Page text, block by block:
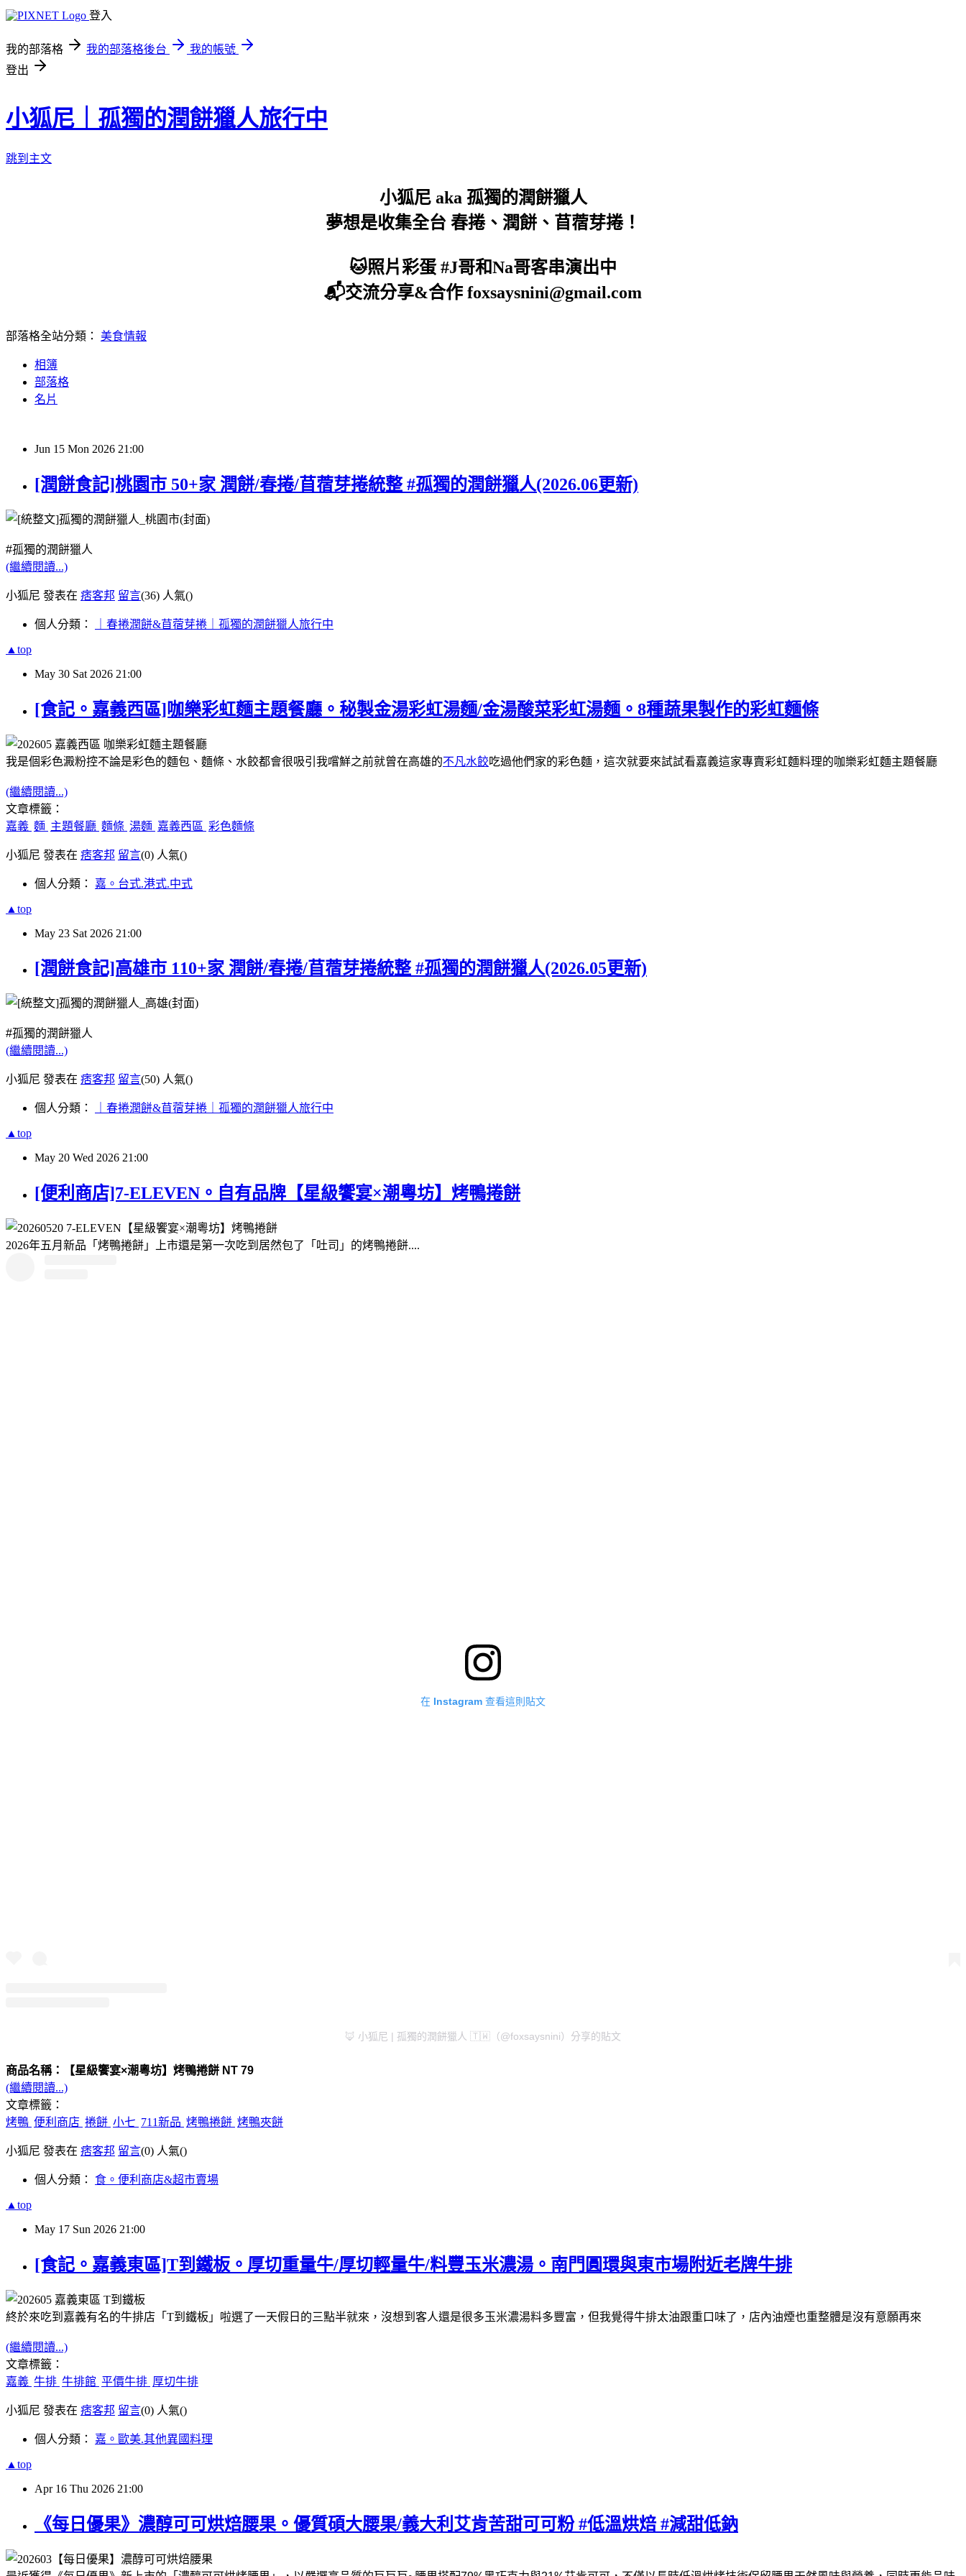
登入
我的部落格 我的部落格後台
我的帳號
登出
小狐尼｜孤獨的潤餅獵人旅行中
跳到主文
小狐尼 aka 孤獨的潤餅獵人
夢想是收集全台 春捲、潤餅、苜蓿芽捲！
🐱照片彩蛋 #J哥和Na哥客串演出中
📬交流分享&合作 foxsaysnini@gmail.com
部落格全站分類： 美食情報
相簿
部落格
名片
Jun 15 Mon 2026 21:00
[潤餅食記]桃園市 50+家 潤餅/春捲/苜蓿芽捲統整 #孤獨的潤餅獵人(2026.06更新)
#孤獨的潤餅獵人
(繼續閱讀...)
小狐尼 發表在 痞客邦 留言(36) 人氣()
個人分類： ｜春捲潤餅&苜蓿芽捲｜孤獨的潤餅獵人旅行中
▲top
May 30 Sat 2026 21:00
[食記。嘉義西區]咖樂彩虹麵主題餐廳。秘製金湯彩虹湯麵/金湯酸菜彩虹湯麵。8種蔬果製作的彩虹麵條
我是個彩色澱粉控不論是彩色的麵包、麵條、水餃都會很吸引我嚐鮮之前就曾在高雄的不凡水餃吃過他們家的彩色麵，這次就要來試試看嘉義這家專賣彩虹麵料理的咖樂彩虹麵主題餐廳
(繼續閱讀...)
文章標籤：
嘉義 麵 主題餐廳 麵條 湯麵 嘉義西區 彩色麵條
小狐尼 發表在 痞客邦 留言(0) 人氣()
個人分類： 嘉。台式.港式.中式
▲top
May 23 Sat 2026 21:00
[潤餅食記]高雄市 110+家 潤餅/春捲/苜蓿芽捲統整 #孤獨的潤餅獵人(2026.05更新)
#孤獨的潤餅獵人
(繼續閱讀...)
小狐尼 發表在 痞客邦 留言(50) 人氣()
個人分類： ｜春捲潤餅&苜蓿芽捲｜孤獨的潤餅獵人旅行中
▲top
May 20 Wed 2026 21:00
[便利商店]7-ELEVEN。自有品牌【星級饗宴×潮粵坊】烤鴨捲餅
2026年五月新品「烤鴨捲餅」上市還是第一次吃到居然包了「吐司」的烤鴨捲餅....
在 Instagram 查看這則貼文
🦊 小狐尼 | 孤獨的潤餅獵人 🇹🇼（@foxsaysnini）分享的貼文
商品名稱：【星級饗宴×潮粵坊】烤鴨捲餅 NT 79
(繼續閱讀...)
文章標籤：
烤鴨 便利商店 捲餅 小七 711新品 烤鴨捲餅 烤鴨夾餅
小狐尼 發表在 痞客邦 留言(0) 人氣()
個人分類： 食。便利商店&超市賣場
▲top
May 17 Sun 2026 21:00
[食記。嘉義東區]T到鐵板。厚切重量牛/厚切輕量牛/料豐玉米濃湯。南門圓環與東市場附近老牌牛排
終於來吃到嘉義有名的牛排店「T到鐵板」啦選了一天假日的三點半就來，沒想到客人還是很多玉米濃湯料多豐富，但我覺得牛排太油跟重口味了，店內油煙也重整體是沒有意願再來
(繼續閱讀...)
文章標籤：
嘉義 牛排 牛排館 平價牛排 厚切牛排
小狐尼 發表在 痞客邦 留言(0) 人氣()
個人分類： 嘉。歐美.其他異國料理
▲top
Apr 16 Thu 2026 21:00
《每日優果》濃醇可可烘焙腰果。優質碩大腰果/義大利艾肯苦甜可可粉 #低溫烘焙 #減甜低鈉